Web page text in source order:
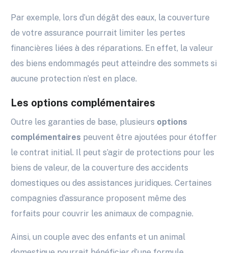
Par exemple, lors d’un dégât des eaux, la couverture
de votre assurance pourrait limiter les pertes
financières liées à des réparations. En effet, la valeur
des biens endommagés peut atteindre des sommets si
aucune protection n’est en place.
Les options complémentaires
Outre les garanties de base, plusieurs options
complémentaires peuvent être ajoutées pour étoffer
le contrat initial. Il peut s’agir de protections pour les
biens de valeur, de la couverture des accidents
domestiques ou des assistances juridiques. Certaines
compagnies d’assurance proposent même des
forfaits pour couvrir les animaux de compagnie.
Ainsi, un couple avec des enfants et un animal